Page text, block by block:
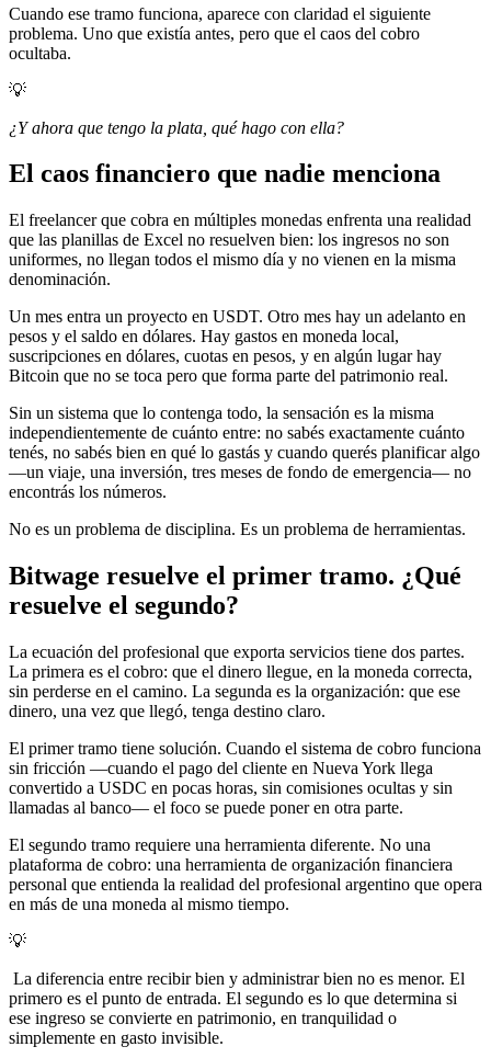
Cuando ese tramo funciona, aparece con claridad el siguiente
problema. Uno que existía antes, pero que el caos del cobro
ocultaba.
💡
¿Y ahora que tengo la plata, qué hago con ella?
El caos financiero que nadie menciona
El freelancer que cobra en múltiples monedas enfrenta una realidad
que las planillas de Excel no resuelven bien: los ingresos no son
uniformes, no llegan todos el mismo día y no vienen en la misma
denominación.
Un mes entra un proyecto en USDT. Otro mes hay un adelanto en
pesos y el saldo en dólares. Hay gastos en moneda local,
suscripciones en dólares, cuotas en pesos, y en algún lugar hay
Bitcoin que no se toca pero que forma parte del patrimonio real.
Sin un sistema que lo contenga todo, la sensación es la misma
independientemente de cuánto entre: no sabés exactamente cuánto
tenés, no sabés bien en qué lo gastás y cuando querés planificar algo
—un viaje, una inversión, tres meses de fondo de emergencia— no
encontrás los números.
No es un problema de disciplina. Es un problema de herramientas.
Bitwage resuelve el primer tramo. ¿Qué
resuelve el segundo?
La ecuación del profesional que exporta servicios tiene dos partes.
La primera es el cobro: que el dinero llegue, en la moneda correcta,
sin perderse en el camino. La segunda es la organización: que ese
dinero, una vez que llegó, tenga destino claro.
El primer tramo tiene solución. Cuando el sistema de cobro funciona
sin fricción —cuando el pago del cliente en Nueva York llega
convertido a USDC en pocas horas, sin comisiones ocultas y sin
llamadas al banco— el foco se puede poner en otra parte.
El segundo tramo requiere una herramienta diferente. No una
plataforma de cobro: una herramienta de organización financiera
personal que entienda la realidad del profesional argentino que opera
en más de una moneda al mismo tiempo.
💡
La diferencia entre recibir bien y administrar bien no es menor. El
primero es el punto de entrada. El segundo es lo que determina si
ese ingreso se convierte en patrimonio, en tranquilidad o
simplemente en gasto invisible.